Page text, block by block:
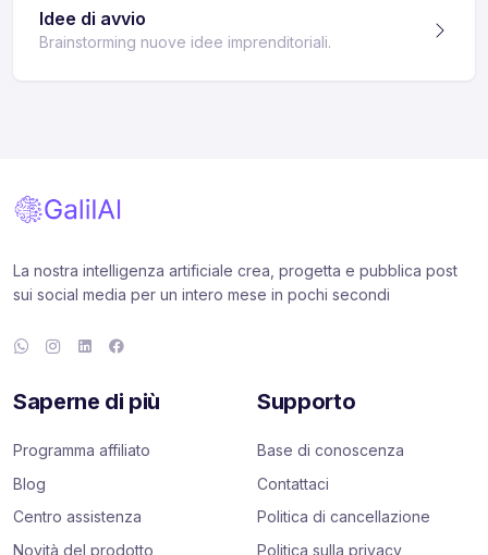
Idee di avvio
Brainstorming nuove idee imprenditoriali.
La nostra intelligenza artificiale crea, progetta e pubblica post
sui social media per un intero mese in pochi secondi
Saperne di più
Programma affiliato
Blog
Centro assistenza
Novità del prodotto
Supporto
Base di conoscenza
Contattaci
Politica di cancellazione
Politica sulla privacy